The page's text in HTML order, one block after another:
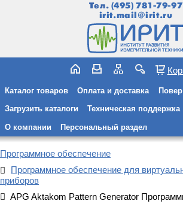
Тел. (495) 781-79-97
irit.mail@irit.ru
Каталог товаров Оплата и доставка
Загрузить каталоги Техническая поддержка
О компании Персональный раздел
Программное обеспечение
Программное обеспечение для
приборов
APG Aktakom Pattern Generator